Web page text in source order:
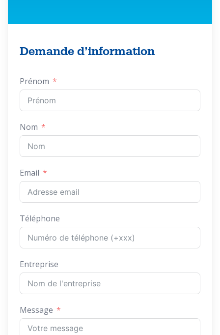
Demande d’information
Prénom
Nom
Email
Téléphone
Entreprise
Message